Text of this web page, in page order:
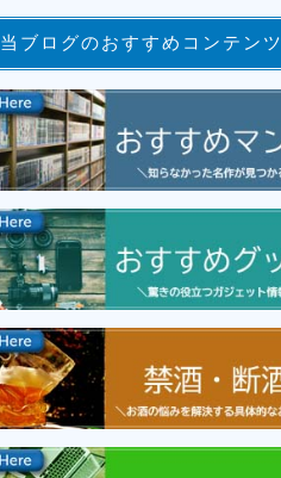
当ブログのおすすめコンテンツ